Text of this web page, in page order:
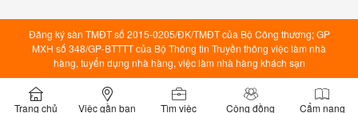
Đăng ký sàn TMĐT số 2015-0205/ĐK/TMĐT của Bộ Công thương; GP
MXH số 348/GP-BTTTT của Bộ Thông tin Truyền thông việc làm nhà
hàng, tuyển dụng nhà hàng, việc làm nhà hàng khách sạn
Trang chủ Việc gần bạn Tìm việc Cộng đồng Cẩm nang